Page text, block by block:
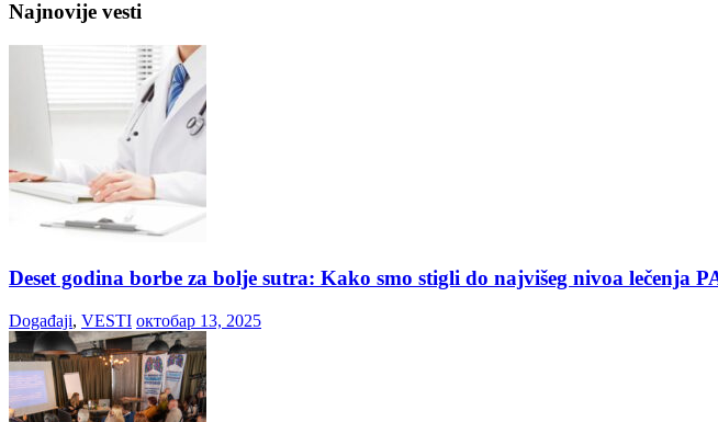
Najnovije vesti
Deset godina borbe za bolje sutra: Kako smo stigli do najvišeg nivoa lečenja
Događaji, VESTI октобар 13, 2025